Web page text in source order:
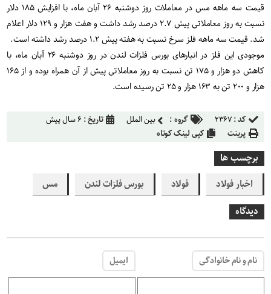
قیمت سه ماهه مس در معاملات روز دوشنبه ۲۶ آبان ماه، با افزایش ۱۸۵ دلار
نسبت به روز معاملاتی پیش ۲.۷ درصد رشد داشت و هفت هزار و ۱۲۹ دلار اعلام
شد. قیمت سه ماهه فلز سرخ نسبت به هفته پیش ۱.۲ درصد رشد داشته است.
موجودی این فلز در انبارهای بورس فلزات لندن در روز دوشنبه ۲۶ آبان ماه، با
کاهش دو هزار و ۱۷۵ تن نسبت به روز معاملاتی پیش از آن همراه بوده و از ۱۶۵
هزار و ۲۰۰ تن به ۱۶۳ هزار و ۲۵ تن رسیده است.
کد :۲۳۶۷ گروه : بین الملل تاریخ : ۶ سال پیش
پرینت
کپی لینک کوتاه
برچسب ها
اخبار فولاد
فولاد بورس فلزات لندن
مس
دیدگاه
نام و نام خانوادگی ایمیل